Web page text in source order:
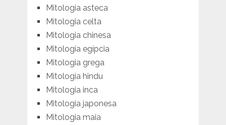
Mitologia asteca
Mitologia celta
Mitologia chinesa
Mitologia egípcia
Mitologia grega
Mitologia hindu
Mitologia inca
Mitologia japonesa
Mitologia maia